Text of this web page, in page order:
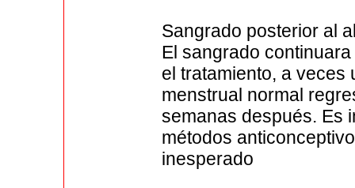
Sangrado posterior al
El sangrado
el tratamiento, a veces
menstrual normal
semanas después. Es
métodos
inesperado